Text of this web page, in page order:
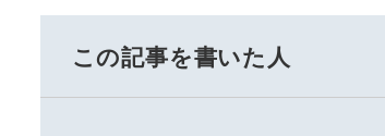
この記事を書いた人